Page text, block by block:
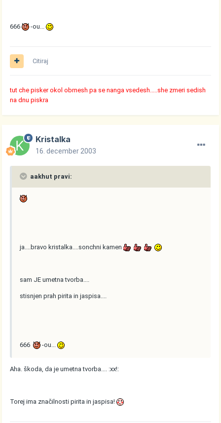
666 -ou...
Citiraj
tut che pisker okol obrnesh pa se nanga vsedesh.....she zmeri sedish
na dnu piskra
Kristalka
16. december 2003
aakhut pravi:
ja....bravo kristalka....sonchni kamen
sam JE umetna tvorba....
stisnjen prah pirita in jaspisa....
666 -ou...
Aha. škoda, da je umetna tvorba.... :xx!:
Torej ima značilnosti pirita in jaspisa!